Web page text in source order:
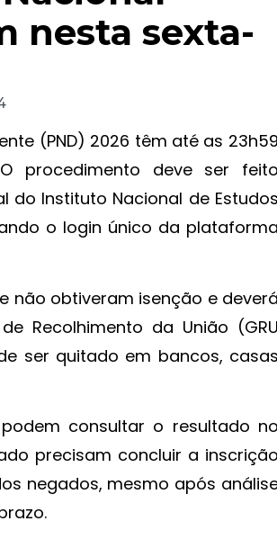
nesta sexta-
(PND) 2026 têm até as
procedimento deve ser
do Instituto Nacional de
o login único da
não obtiveram isenção e
Recolhimento da União
ser quitado em bancos,
consultar o resultado
precisam concluir a
negados, mesmo após